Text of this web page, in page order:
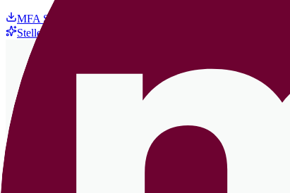
MFA Stellenanzeige Muster | Download
Stellenanzeige mit KI erstellen